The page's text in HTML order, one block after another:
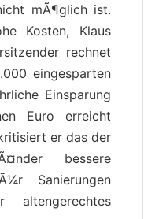
mÃ¶glich ist.
Kosten, Klaus
rechnet
eingesparten
Einsparung
Euro erreicht
er das der
bessere
Sanierungen